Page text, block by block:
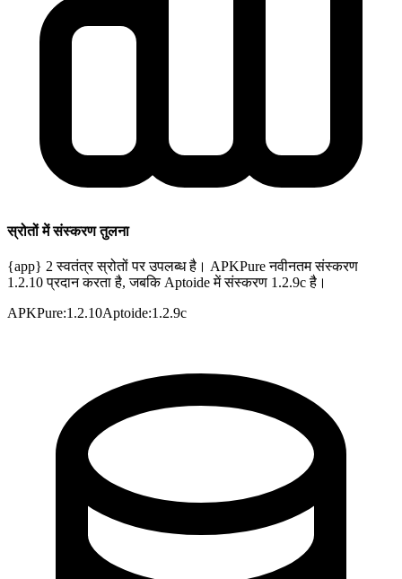
स्रोतों में संस्करण तुलना
{app} 2 स्वतंत्र स्रोतों पर उपलब्ध है। APKPure नवीनतम संस्करण
1.2.10 प्रदान करता है, जबकि Aptoide में संस्करण 1.2.9c है।
APKPure:1.2.10Aptoide:1.2.9c